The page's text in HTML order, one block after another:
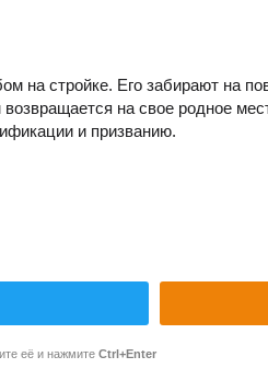
на стройке. Его забирают на
на свое родное
и призванию.
её и нажмите Ctrl+Enter